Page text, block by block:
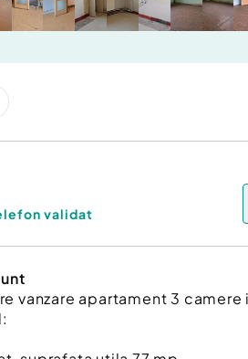
validat
vanzare apartament 3 camere